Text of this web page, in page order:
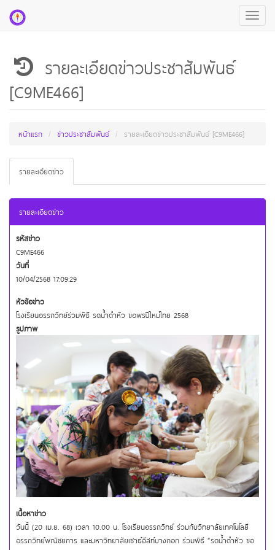
Toggle
รายละเอียดข่าวประชาสัมพันธ์
[C9ME466]
หน้าแรก ข่าวประชาสัมพันธ์ รายละเอียดข่าวประชาสัมพันธ์ [C9ME466]
รายละเอียดข่าว
รายละเอียดข่าว
รหัสข่าว
C9ME466
วันที่
10/04/2568 17:09:29
หัวข้อข่าว
โรงเรียนอรรถวิทย์ร่วมพิธี รดน้ำดำหัว ขอพรปีใหม่ไทย 2568
รูปภาพ
เนื้อหาข่าว
วันนี้ (20 เม.ย. 68) เวลา 10.00 น. โรงเรียนอรรถวิทย์ ร่วมกับวิทยาลัยเทคโนโลยี
อรรถวิทย์พณิชยการ และมหาวิทยาลัยเซาธ์อีสท์บางกอก ร่วมพิธี “รดน้ำดำหัว ขอ